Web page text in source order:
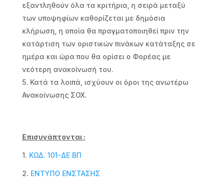
εξαντληθούν όλα τα κριτήρια, η σειρά μεταξύ
των υποψηφίων καθορίζεται με δημόσια
κλήρωση, η οποία θα πραγματοποιηθεί πριν την
κατάρτιση των οριστικών πινάκων κατάταξης σε
ημέρα και ώρα που θα ορίσει ο Φορέας με
νεότερη ανακοίνωσή του.
Κατά τα λοιπά, ισχύουν οι όροι της ανωτέρω
Ανακοίνωσης ΣΟΧ.
Επισυνάπτονται :
1. ΚΩΔ. 101-ΔΕ ΒΠ
2. ΕΝΤΥΠΟ ΕΝΣΤΑΣΗΣ